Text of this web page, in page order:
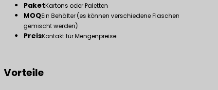
PaketKartons oder Paletten
MOQEin Behälter (es können verschiedene Flaschen
gemischt werden)
PreisKontakt für Mengenpreise
Vorteile